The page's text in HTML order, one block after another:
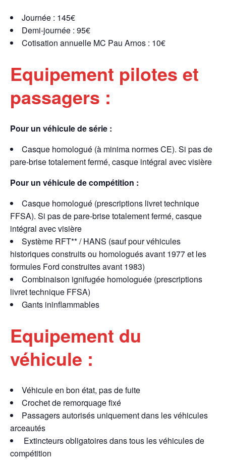
Journée : 145€
Demi-journée : 95€
Cotisation annuelle MC Pau Arnos : 10€
Equipement pilotes et
passagers :
Pour un véhicule de série :
Casque homologué (à minima normes CE). Si pas de
pare-brise totalement fermé, casque intégral avec visière
Pour un véhicule de compétition :
Casque homologué (prescriptions livret technique
FFSA). Si pas de pare-brise totalement fermé, casque
intégral avec visière
Système RFT** / HANS (sauf pour véhicules
historiques construits ou homologués avant 1977 et les
formules Ford construites avant 1983)
Combinaison ignifugée homologuée (prescriptions
livret technique FFSA)
Gants ininflammables
Equipement du
véhicule :
Véhicule en bon état, pas de fuite
Crochet de remorquage fixé
Passagers autorisés uniquement dans les véhicules
arceautés
Extincteurs obligatoires dans tous les véhicules de
compétition